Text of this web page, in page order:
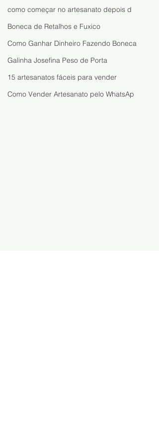
como começar no artesanato depois d
Boneca de Retalhos e Fuxico
Como Ganhar Dinheiro Fazendo Boneca
Galinha Josefina Peso de Porta
15 artesanatos fáceis para vender
Como Vender Artesanato pelo WhatsAp